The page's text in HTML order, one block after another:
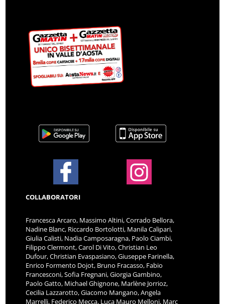
COLLABORATORI
Francesca Arcaro, Massimo Altini, Corrado Bellora,
Nadine Blanc, Riccardo Bortolotti, Manila Calipari,
Giulia Calisti, Nadia Camposaragna, Paolo Ciambi,
Filippo Clermont, Carol Di Vito, Christian Leo
Dufour, Christian Evaspasiano, Giuseppe Farinella,
Enrico Formento Dojot, Bruno Fracasso, Fabio
Francesconi, Sofia Fregnani, Giorgia Gambino,
Paolo Gatto, Michael Ghignone, Marlène Jorrioz,
Cecilia Lazzarotto, Giacomo Mangano, Angela
Marrelli, Federico Mecca, Luca Mauro Melloni, Marc